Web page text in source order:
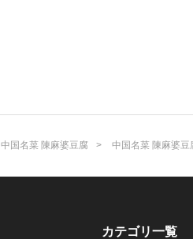
中国名菜 陳麻婆豆腐 中国名菜 陳麻婆豆
カテゴリ一覧